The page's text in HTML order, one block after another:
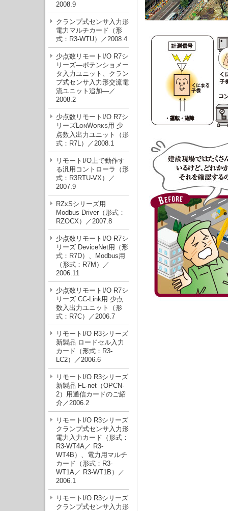
2008.9
クランプ式センサ入力形
電力マルチカード（形
式：R3-WTU）／2008.4
少点数リモートI/O R7シ
リーズ—ポテンショメー
タ入力ユニット、クラン
プ式センサ入力形交流電
流ユニット追加—／
2008.2
少点数リモートI/O R7シ
リーズLONWORKS用 少
点数入出力ユニット（形
式：R7L）／2008.1
リモートI/O上で動作す
る汎用コントローラ（形
式：R3RTU-VX）／
2007.9
RZxSシリーズ用
Modbus Driver（形式：
RZOCX）／2007.8
少点数リモートI/O R7シ
リーズ DeviceNet用（形
式：R7D）、Modbus用
（形式：R7M）／
2006.11
少点数リモートI/O R7シ
リーズ CC-Link用 少点
数入出力ユニット（形
式：R7C）／2006.7
リモートI/O R3シリーズ
新製品 ロードセル入力
カード（形式：R3-
LC2）／2006.6
リモートI/O R3シリーズ
新製品 FL-net（OPCN-
2）用通信カードのご紹
介／2006.2
リモートI/O R3シリーズ
クランプ式センサ入力形
電力入力カード（形式：
R3-WT4A／ R3-
WT4B）、電力用マルチ
カード（形式：R3-
WT1A／ R3-WT1B）／
2006.1
リモートI/O R3シリーズ
クランプ式センサ入力形